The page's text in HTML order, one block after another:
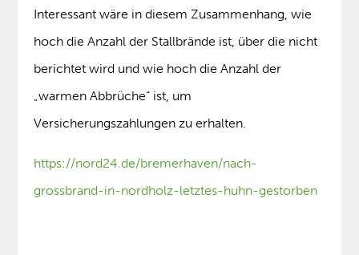
Interessant wäre in diesem Zusammenhang, wie
hoch die Anzahl der Stallbrände ist, über die nicht
berichtet wird und wie hoch die Anzahl der
„warmen Abbrüche“ ist, um
Versicherungszahlungen zu erhalten.
https://nord24.de/bremerhaven/nach-
grossbrand-in-nordholz-letztes-huhn-gestorben